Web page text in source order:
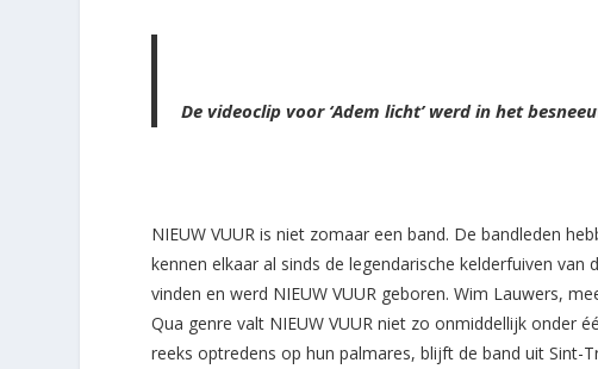
De videoclip voor ‘Adem licht’ werd in het
NIEUW VUUR is niet zomaar een band. De bandleden
kennen elkaar al sinds de legendarische kelderfuiven
vinden en werd NIEUW VUUR geboren. Wim Lauwers,
Qua genre valt NIEUW VUUR niet zo onmiddellijk onder
reeks optredens op hun palmares, blijft de band uit Sint-